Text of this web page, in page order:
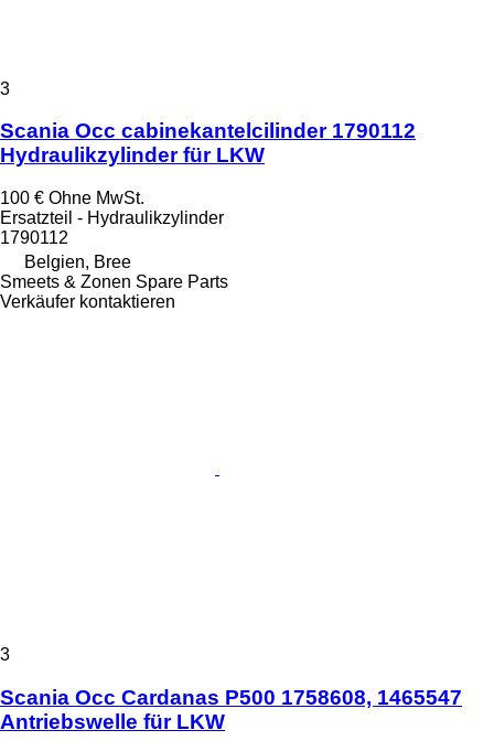
3
Scania Occ cabinekantelcilinder 1790112
Hydraulikzylinder für LKW
100 € Ohne MwSt.
Ersatzteil - Hydraulikzylinder
1790112
Belgien, Bree
Smeets & Zonen Spare Parts
Verkäufer kontaktieren
3
Scania Occ Cardanas P500 1758608, 1465547
Antriebswelle für LKW